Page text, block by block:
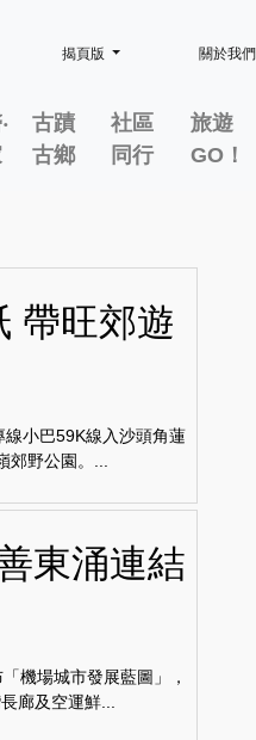
揭頁版 關於我們
古蹟
古鄉
社區
同行
旅遊
GO！
帶旺郊遊
小巴59K線入沙頭角蓮
野公園。...
東涌連結
機場城市發展藍圖」，
廊及空運鮮...